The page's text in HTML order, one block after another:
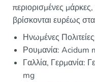
περιορισμένες
βρίσκονται ευρέως
Ηνωμένες
Ρουμανία: Acidum
Γαλλία, Γερμανία:
mg